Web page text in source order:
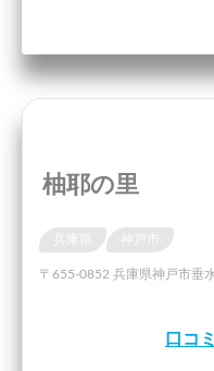
柚耶の里
〒655-0852 兵庫県神戸市垂
口コ